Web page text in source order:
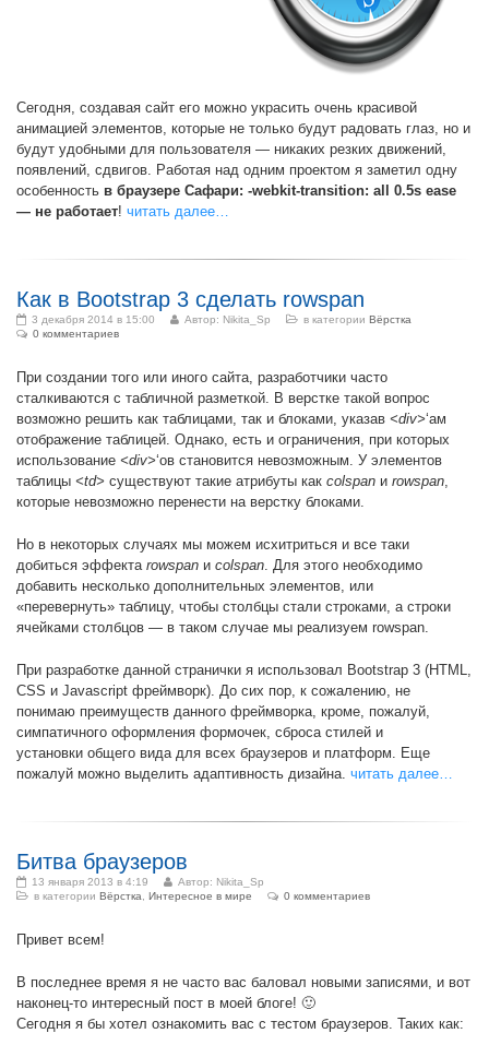
Сегодня, создавая сайт его можно украсить очень красивой
анимацией элементов, которые не только будут радовать глаз, но и
будут удобными для пользователя — никаких резких движений,
появлений, сдвигов. Работая над одним проектом я заметил одну
особенность в браузере Сафари: -webkit-transition: all 0.5s ease
— не работает! читать далее…
Как в Bootstrap 3 сделать rowspan
3 декабря 2014 в 15:00 Автор: Nikita_Sp в категории Вёрстка
0 комментариев
При создании того или иного сайта, разработчики часто
сталкиваются с табличной разметкой. В верстке такой вопрос
возможно решить как таблицами, так и блоками, указав <div>‘ам
отображение таблицей. Однако, есть и ограничения, при которых
использование <div>‘ов становится невозможным. У элементов
таблицы <td> существуют такие атрибуты как colspan и rowspan,
которые невозможно перенести на верстку блоками.
Но в некоторых случаях мы можем исхитриться и все таки
добиться эффекта rowspan и colspan. Для этого необходимо
добавить несколько дополнительных элементов, или
«перевернуть» таблицу, чтобы столбцы стали строками, а строки
ячейками столбцов — в таком случае мы реализуем rowspan.
При разработке данной странички я использовал Bootstrap 3 (HTML,
CSS и Javascript фреймворк). До сих пор, к сожалению, не
понимаю преимуществ данного фреймворка, кроме, пожалуй,
симпатичного оформления формочек, сброса стилей и
установки общего вида для всех браузеров и платформ. Еще
пожалуй можно выделить адаптивность дизайна. читать далее…
Битва браузеров
13 января 2013 в 4:19 Автор: Nikita_Sp
в категории Вёрстка Интересное в мире 0 комментариев
Привет всем!
В последнее время я не часто вас баловал новыми записями, и вот
наконец-то интересный пост в моей блоге! 🙂
Сегодня я бы хотел ознакомить вас с тестом браузеров. Таких как: